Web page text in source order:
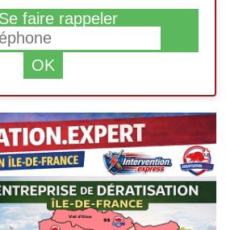
☎ Se faire rappeler